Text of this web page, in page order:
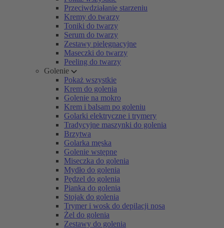
Przeciwdziałanie starzeniu
Kremy do twarzy
Toniki do twarzy
Serum do twarzy
Zestawy pielęgnacyjne
Maseczki do twarzy
Peeling do twarzy
Golenie
Pokaż wszystkie
Krem do golenia
Golenie na mokro
Krem i balsam po goleniu
Golarki elektryczne i trymery
Tradycyjne maszynki do golenia
Brzytwa
Golarka męska
Golenie wstępne
Miseczka do golenia
Mydło do golenia
Pędzel do golenia
Pianka do golenia
Stojak do golenia
Trymer i wosk do depilacji nosa
Żel do golenia
Zestawy do golenia